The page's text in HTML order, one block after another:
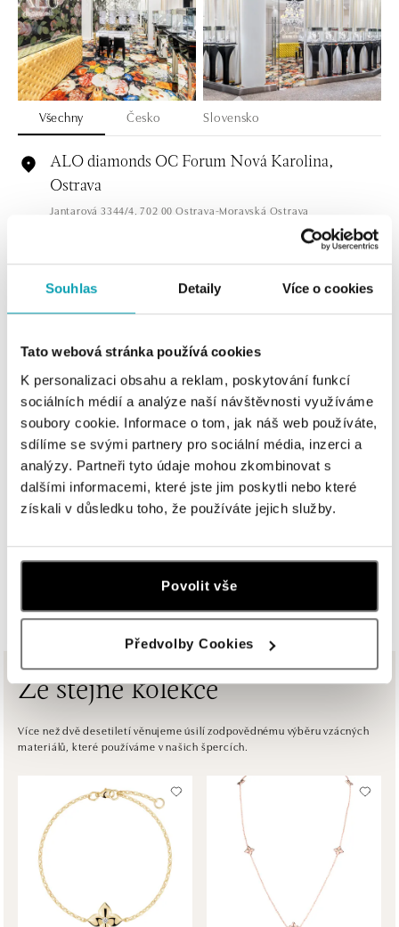
Souhlas Detaily Více o cookies
Tato webová stránka používá cookies
K personalizaci obsahu a reklam, poskytování funkcí
sociálních médií a analýze naší návštěvnosti využíváme
soubory cookie. Informace o tom, jak náš web používáte,
sdílíme se svými partnery pro sociální média, inzerci a
analýzy. Partneři tyto údaje mohou zkombinovat s
dalšími informacemi, které jste jim poskytli nebo které
získali v důsledku toho, že používáte jejich služby.
Povolit vše
Předvolby Cookies
Všechny Česko Slovensko
ALO diamonds OC Forum Nová Karolina,
Ostrava
Jantarová 3344/4, 702 00 Ostrava-Moravská Ostrava
ALO diamonds OC Nový Smíchov, Praha 5
Plzeňská 8, 150 00 Praha 5 - Smíchov
dnes otevřeno od 09:00
ALO diamonds OC Olympia, Brno
U Dálnice 777, 664 42 Modřice
tel.: +420 733 397 316, +420 605 231 821
dnes otevřeno od 10:00
ALO diamonds OC Palladium, Praha 1
ALO diamonds Pařížská, Praha 1
Pařížská 1076/7, 110 00 Praha 1
dnes otevřeno od 10:00
ALO diamonds Westfield Černý most, Praha 9
Chlumecká 765/6, 198 19 Praha 9
dnes otevřeno od 09:00
ALO diamonds, Westfield, Praha 4 - Chodov
Roztylská 2321/19, 148 00 Praha 4 - Chodov
tel.: +420 773 585 559, +420 730 802 800
dnes otevřeno od 09:00
ZOBRAZIT VŠECHNY BUTIKY
Ze stejné kolekce
Více než dvě desetiletí věnujeme úsilí zodpovědnému výběru vzácných
materiálů, které používáme v našich špercích.